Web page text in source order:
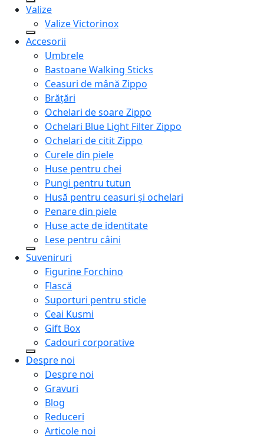
Valize
Valize Victorinox
Accesorii
Umbrele
Bastoane Walking Sticks
Ceasuri de mână Zippo
Brățări
Ochelari de soare Zippo
Ochelari Blue Light Filter Zippo
Ochelari de citit Zippo
Curele din piele
Huse pentru chei
Pungi pentru tutun
Husă pentru ceasuri și ochelari
Penare din piele
Huse acte de identitate
Lese pentru câini
Suveniruri
Figurine Forchino
Flască
Suporturi pentru sticle
Ceai Kusmi
Gift Box
Cadouri corporative
Despre noi
Despre noi
Gravuri
Blog
Reduceri
Articole noi